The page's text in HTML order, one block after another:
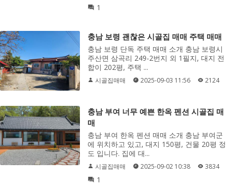
1
충남 보령 괜찮은 시골집 매매 주택 매매
충남 보령 단독 주택 매매 소개 충남 보령시
주산면 삼곡리 249-2번지 외 1필지, 대지 전
합이 202평, 주택 ...
시골집매매 2025-09-03 11:56 2124
충남 부여 너무 예쁜 한옥 펜션 시골집 매
매
충남 부여 한옥 펜션 매매 소개 충남 부여군
에 위치하고 있고, 대지 150평, 건물 20평 정
도 입니다. 집에 대...
시골집매매 2025-09-02 10:38 3834
1